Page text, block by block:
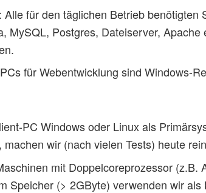
Alle für den täglichen Betrieb benötigten
MySQL, Postgres, Dateiserver,
für Webentwicklung sind Windows-
PC Windows oder Linux als
machen wir (nach vielen Tests) heute
mit Doppelcoreprozessor (z.B.
Speicher (> 2GByte) verwenden wir